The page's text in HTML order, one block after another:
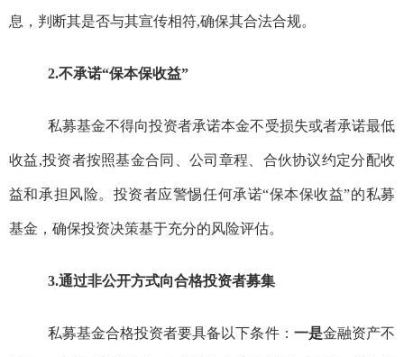
息，判断其是否与其宣传相符,确保其合法合规。
2.不承诺“保本保收益”
私募基金不得向投资者承诺本金不受损失或者承诺最低
收益,投资者按照基金合同、公司章程、合伙协议约定分配收
益和承担风险。投资者应警惕任何承诺“保本保收益”的私募
基金，确保投资决策基于充分的风险评估。
3.通过非公开方式向合格投资者募集
私募基金合格投资者要具备以下条件： 一是金融资产不